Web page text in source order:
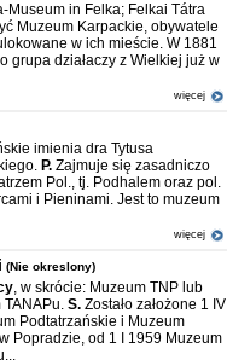
Museum in Felka; Felkai Tátra
Muzeum Karpackie, obywatele
w ich mieście. W 1881
grupa działaczy z Wielkiej już w
więcej
imienia dra Tytusa
P. Zajmuje się zasadniczo
Pol., tj. Podhalem oraz pol.
i Pieninami. Jest to muzeum
więcej
(Nie okreslony)
, w skrócie: Muzeum TNP lub
S. Zostało założone 1 IV
Podtatrzańskie i Muzeum
Popradzie, od 1 I 1959 Muzeum